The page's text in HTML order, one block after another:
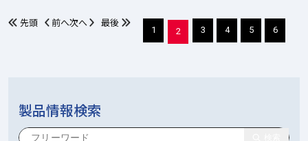
先頭 前へ
1 2 3 4 5 6
次へ 最後
製品情報検索